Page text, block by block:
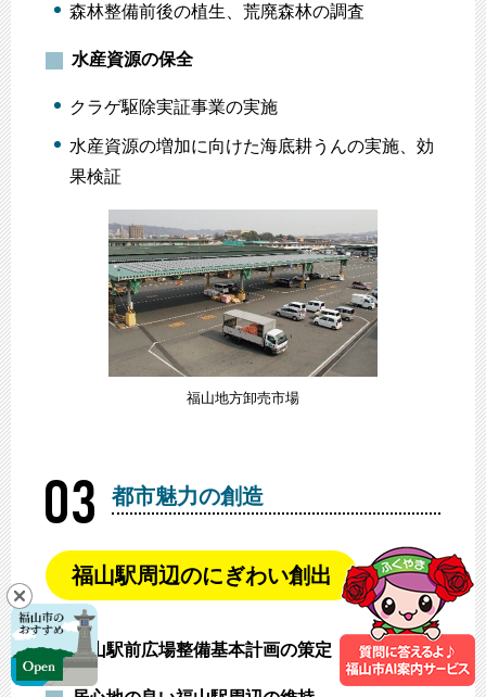
森林整備前後の植生、荒廃森林の調査
水産資源の保全
クラゲ駆除実証事業の実施
水産資源の増加に向けた海底耕うんの実施、効
果検証
福山地方卸売市場
都市魅力の創造
福山駅周辺のにぎわい創出
福山駅前広場整備基本計画の策定